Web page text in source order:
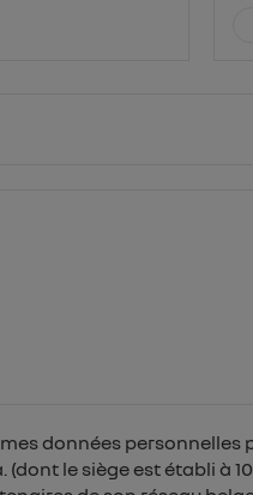
données personnelles
(dont le siège est établi à